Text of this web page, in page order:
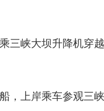
三峡大坝升降机穿
，上岸乘车参观三